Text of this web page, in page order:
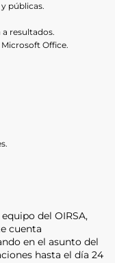
públicas.
resultados.
Office.
del OIRSA,
cuenta
en el asunto del
hasta el día 24